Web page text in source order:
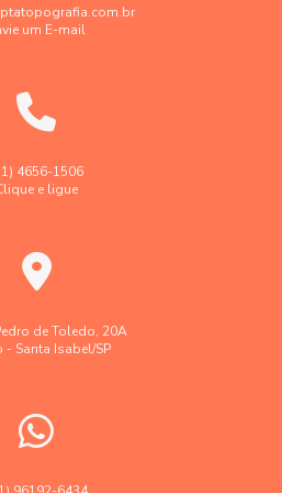
de imóvel urbano
topográfico georreferenciado
rurais em sp
aerofotogramétrico
georreferenciado
preço
um E-mail
4656-1506
e ligue
de Toledo, 20A
- Santa Isabel/SP